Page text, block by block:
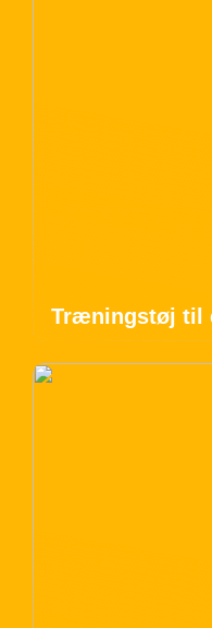
Træningstøj til